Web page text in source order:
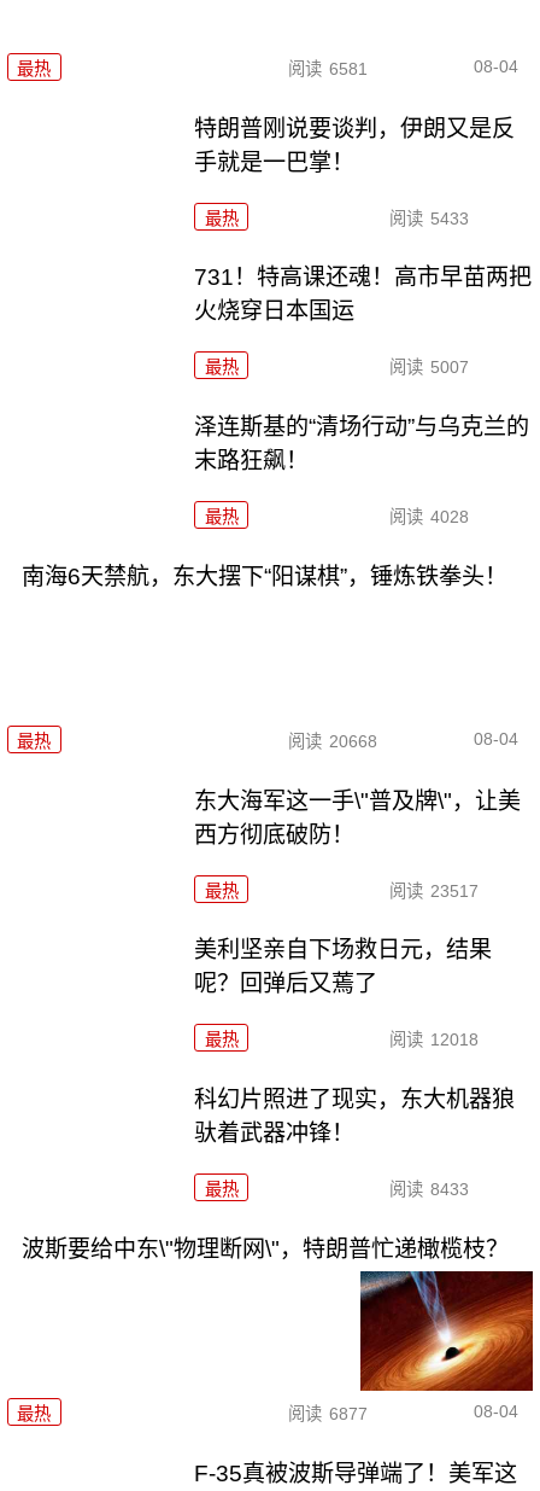
最热 阅读 6581 08-04
特朗普刚说要谈判，伊朗又是反
手就是一巴掌！
最热 阅读 5433
731！特高课还魂！高市早苗两把
火烧穿日本国运
最热 阅读 5007
泽连斯基的“清场行动”与乌克兰的
末路狂飙！
最热 阅读 4028
南海6天禁航，东大摆下“阳谋棋”，锤炼铁拳头！
最热 阅读 20668 08-04
东大海军这一手\"普及牌\"，让美
西方彻底破防！
最热 阅读 23517
美利坚亲自下场救日元，结果
呢？回弹后又蔫了
最热 阅读 12018
科幻片照进了现实，东大机器狼
驮着武器冲锋！
最热 阅读 8433
波斯要给中东\"物理断网\"，特朗普忙递橄榄枝？
最热 阅读 6877 08-04
F-35真被波斯导弹端了！美军这